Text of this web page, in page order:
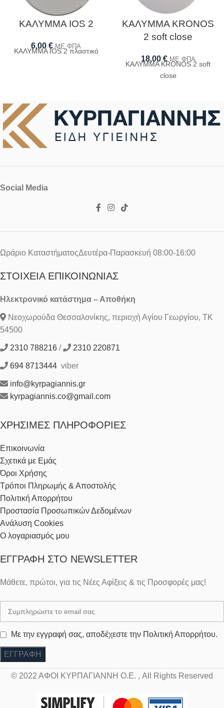
ΚΑΛΥΜΜΑ IOS 2
6,00 € ΜΕ ΦΠΑ
ΚΑΛΥΜΜΑ IOS 2 πλαστικό
ΚΑΛΥΜΜΑ KRONOS
2 soft close
18,00 € ΜΕ ΦΠΑ
ΚΑΛΥΜΜΑ KRONOS 2 soft
close
Social Media
Ωράριο ΚαταστήματοςΔευτέρα-Παρασκευή 08:00-16:00
ΣΤΟΙΧΕΊΑ ΕΠΙΚΟΙΝΩΝΊΑΣ
Ηλεκτρονικό κατάστημα – Αποθήκη
Νεοχωρούδα Θεσσαλονίκης, περιοχή Αγίου Γεωργίου, ΤΚ
54500
2310 788216 / 2310 220871
694 8713444 viber
info@kyrpagiannis.gr
kyrpagiannis.co@gmail.com
ΧΡΉΣΙΜΕΣ ΠΛΗΡΟΦΟΡΊΕΣ
Επικοινωνία
Σχετικά με Εμάς
Όροι Χρήσης
Τρόποι Πληρωμής & Αποστολής
Πολιτική Απορρήτου
Προστασία Προσωπικών Δεδομένων
Ανάλυση Cookies
Ο λογαριασμός μου
ΕΓΓΡΑΦΉ ΣΤΟ NEWSLETTER
Μάθετε, πρώτοι, για τις Νέες Αφίξεις & τις Προσφορές μας!
Με την εγγραφή σας, αποδέχεστε την Πολιτική Απορρήτου.
© 2022 ΑΦΟΙ ΚΥΡΠΑΓΙΑΝΝΗ Ο.Ε. , All Rights Reserved